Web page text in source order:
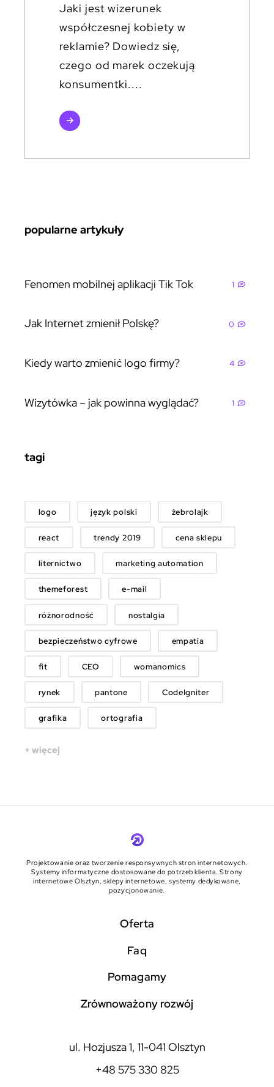
Jaki jest wizerunek
współczesnej kobiety w
reklamie? Dowiedz się,
czego od marek oczekują
konsumentki....
czytaj
więcej
popularne artykuły
Fenomen mobilnej aplikacji Tik Tok 1
Jak Internet zmienił Polskę? 0
Kiedy warto zmienić logo firmy? 4
Wizytówka – jak powinna wyglądać? 1
tagi
logo język polski żebrolajk
react trendy 2019 cena sklepu
liternictwo marketing automation
themeforest e-mail
różnorodność nostalgia
bezpieczeństwo cyfrowe empatia
fit CEO womanomics
rynek pantone CodeIgniter
grafika ortografia
+ więcej
Projektowanie oraz tworzenie responsywnych stron internetowych.
Systemy informatyczne dostosowane do potrzeb klienta. Strony
internetowe Olsztyn, sklepy internetowe, systemy dedykowane,
pozycjonowanie.
Oferta
faq
pomagamy
zrównoważony rozwój
ul. Hozjusza 1, 11-041 Olsztyn
+48 575 330 825